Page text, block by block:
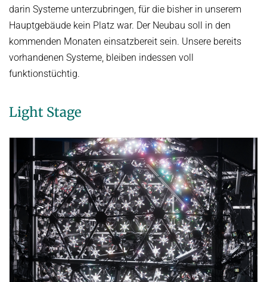
darin Systeme unterzubringen, für die bisher in unserem
Hauptgebäude kein Platz war. Der Neubau soll in den
kommenden Monaten einsatzbereit sein. Unsere bereits
vorhandenen Systeme, bleiben indessen voll
funktionstüchtig.
Light Stage